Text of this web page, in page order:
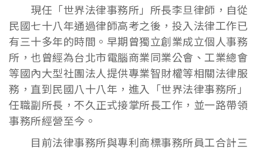
現任「世界法律事務所」所長李旦律師，自從
民國七十八年通過律師高考之後，投入法律工作已
有三十多年的時間。早期曾獨立創業成立個人事務
所，也曾經為台北市電腦商業同業公會、工業總會
等國內大型社團法人提供專業智財權等相關法律服
務，直到民國八十八年，進入「世界法律事務所」
任職副所長，不久正式接掌所長工作，並一路帶領
事務所經營至今。
目前法律事務所與專利商標事務所員工合計三